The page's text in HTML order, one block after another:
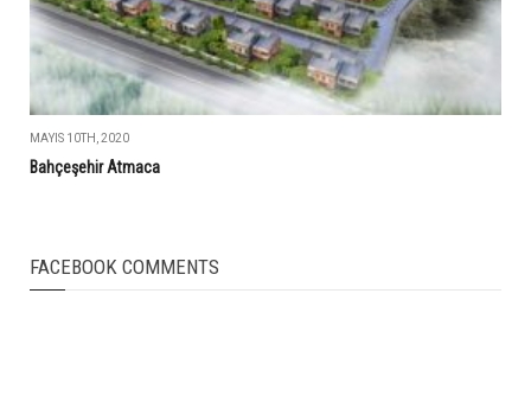
MAYIS 10TH, 2020
Bahçeşehir Atmaca
FACEBOOK COMMENTS